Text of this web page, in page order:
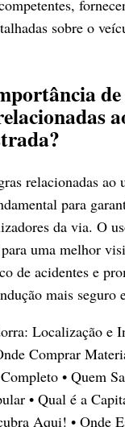
sobre o
relacionadas ao
para
da via. O
uma melhor
de acidentes e
mais seguro
Localização e
Comprar
• Quem
• Qual é a
Aqui! • Onde